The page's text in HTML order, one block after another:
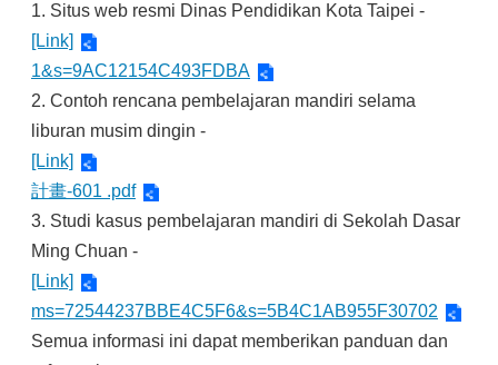
1. Situs web resmi Dinas Pendidikan Kota Taipei -
[Link]
1&s=9AC12154C493FDBA
2. Contoh rencana pembelajaran mandiri selama
liburan musim dingin -
[Link]
計畫-601 .pdf
3. Studi kasus pembelajaran mandiri di Sekolah Dasar
Ming Chuan -
[Link]
ms=72544237BBE4C5F6&s=5B4C1AB955F30702
Semua informasi ini dapat memberikan panduan dan